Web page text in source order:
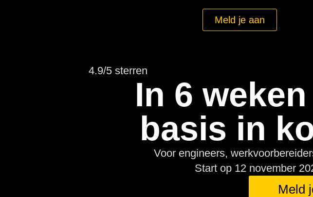
Meld je aan
4.9/5 sterren
In 6
basis in
Voor engineers,
Start op 12 november
Meld